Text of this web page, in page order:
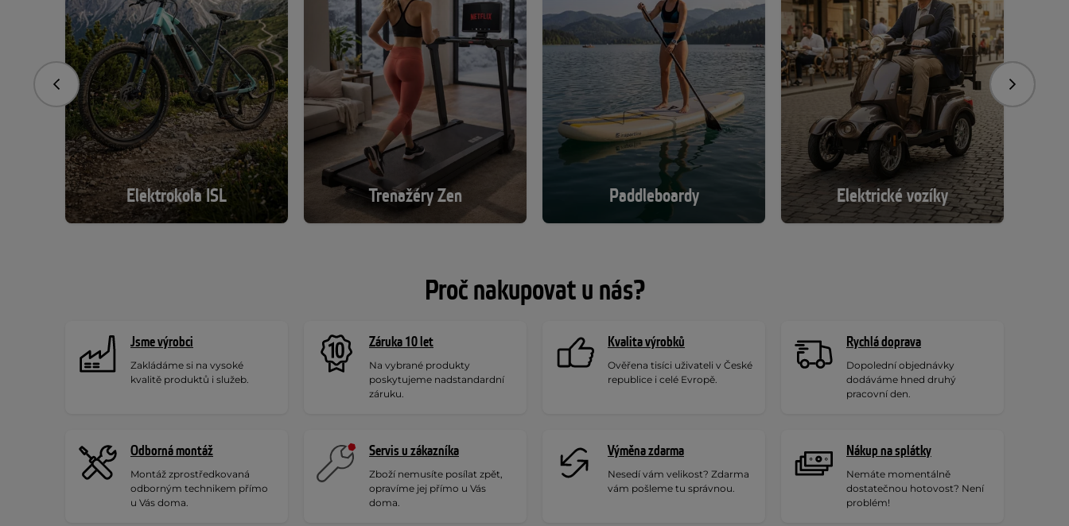
Elektrokola ISL Trenažéry Zen Paddleboardy Elektrické vozíky
Předchozí
Proč nakupovat u nás?
Jsme výrobci
Zakládáme si na vysoké
kvalitě produktů i služeb.
Záruka 10 let
Na vybrané produkty
poskytujeme nadstandardní
záruku.
Kvalita výrobků
Ověřena tisíci uživateli v České
republice i celé Evropě.
Rychlá doprava
Dopolední objednávky
dodáváme hned druhý
pracovní den.
Odborná montáž
Montáž zprostředkovaná
odborným technikem přímo
u Vás doma.
Servis u zákazníka
Zboží nemusíte posílat zpět,
opravíme jej přímo u Vás
doma.
Výměna zdarma
Nesedí vám velikost? Zdarma
vám pošleme tu správnou.
Nákup na splátky
Nemáte momentálně
dostatečnou hotovost? Není
problém!